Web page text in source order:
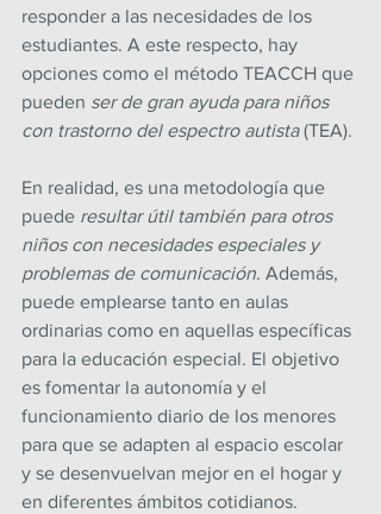
responder a las necesidades de los
estudiantes. A este respecto, hay
opciones como el método TEACCH que
pueden ser de gran ayuda para niños
con trastorno del espectro autista (TEA).
En realidad, es una metodología que
puede resultar útil también para otros
niños con necesidades especiales y
problemas de comunicación. Además,
puede emplearse tanto en aulas
ordinarias como en aquellas específicas
para la educación especial. El objetivo
es fomentar la autonomía y el
funcionamiento diario de los menores
para que se adapten al espacio escolar
y se desenvuelvan mejor en el hogar y
en diferentes ámbitos cotidianos.